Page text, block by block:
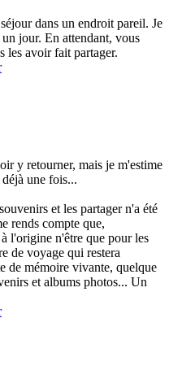
dans un endroit pareil. Je
jour. En attendant, vous
les avoir fait partager.
y retourner, mais je m'estime
une fois...
et les partager n'a été
rends compte que,
l'origine n'être que pour les
de voyage qui restera
de mémoire vivante, quelque
et albums photos... Un